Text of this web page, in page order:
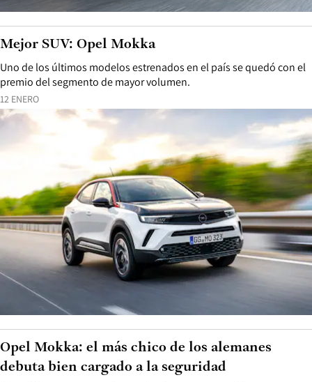
12 ENERO
Uno de los últimos modelos estrenados en el país se quedó con el
premio del segmento de mayor volumen.
Mejor SUV: Opel Mokka
Opel Mokka: el más chico de los alemanes
debuta bien cargado a la seguridad